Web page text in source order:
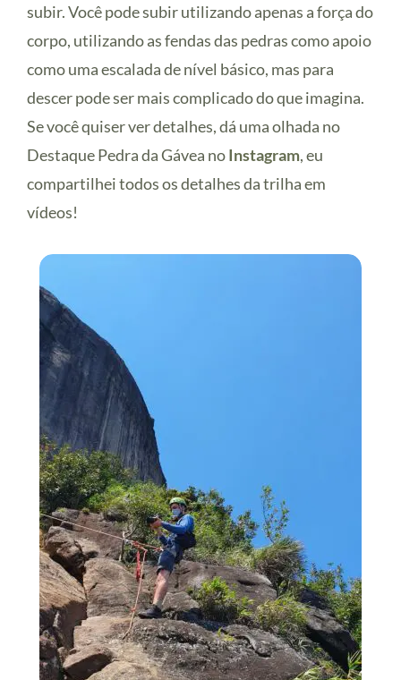
subir. Você pode subir utilizando apenas a força do
corpo, utilizando as fendas das pedras como apoio
como uma escalada de nível básico, mas para
descer pode ser mais complicado do que imagina.
Se você quiser ver detalhes, dá uma olhada no
Destaque Pedra da Gávea noInstagram, eu
compartilhei todos os detalhes da trilha em
vídeos!